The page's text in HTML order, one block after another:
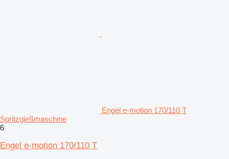
Engel e-motion 170/110 T
Spritzgießmaschine
6
Engel e-motion 170/110 T